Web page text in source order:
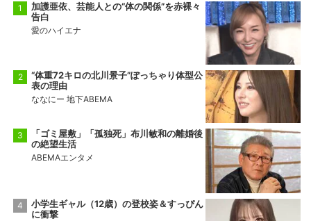
加護亜依、芸能人との“体の関係”を赤裸々
告白
愛のハイエナ
“体重72キロの北川景子”ぽっちゃり体型公
表の理由
ななにー 地下ABEMA
「ゴミ屋敷」「孤独死」布川敏和の離婚後
の絶望生活
ABEMAエンタメ
小学生ギャル（12歳）の登校姿＆すっぴん
に衝撃